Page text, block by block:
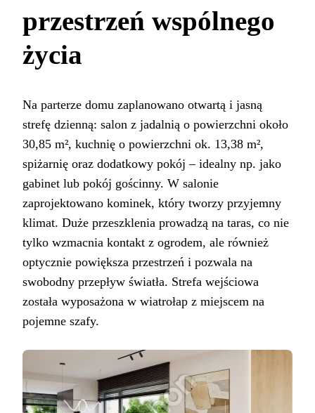
przestrzeń wspólnego
życia
Na parterze domu zaplanowano otwartą i jasną
strefę dzienną: salon z jadalnią o powierzchni około
30,85 m², kuchnię o powierzchni ok. 13,38 m²,
spiżarnię oraz dodatkowy pokój – idealny np. jako
gabinet lub pokój gościnny. W salonie
zaprojektowano kominek, który tworzy przyjemny
klimat. Duże przeszklenia prowadzą na taras, co nie
tylko wzmacnia kontakt z ogrodem, ale również
optycznie powiększa przestrzeń i pozwala na
swobodny przepływ światła. Strefa wejściowa
została wyposażona w wiatrołap z miejscem na
pojemne szafy.